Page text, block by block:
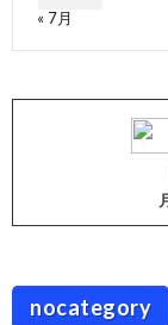
« 7月
nocategory